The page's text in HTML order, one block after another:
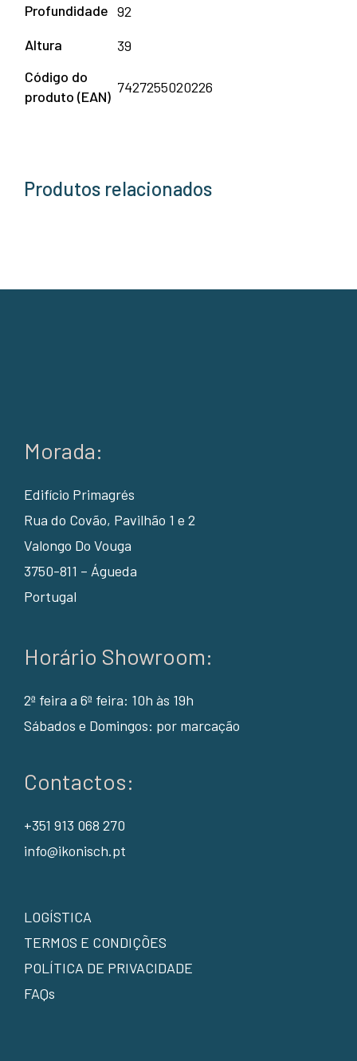
Profundidade 92
Altura
39
Código do
produto (EAN)
7427255020226
Produtos relacionados
Morada:
Edifício Primagrés
Rua do Covão, Pavilhão 1 e 2
Valongo Do Vouga
3750-811 – Águeda
Portugal
Horário Showroom:
2ª feira a 6ª feira: 10h às 19h
Sábados e Domingos: por marcação
Contactos:
+351 913 068 270
info@ikonisch.pt
LOGÍSTICA
TERMOS E CONDIÇÕES
POLÍTICA DE PRIVACIDADE
FAQs